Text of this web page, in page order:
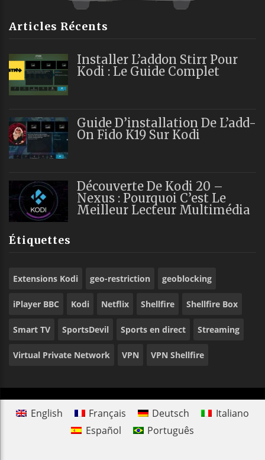
Articles Récents
Installer L’addon Stirr Pour
Kodi : Le Guide Complet
Guide D’installation De L’add-
On Fido K19 Sur Kodi
Découverte De Kodi 20 –
Nexus : Pourquoi C’est Le
Meilleur Lecteur Multimédia
Étiquettes
Extensions Kodi geo-restriction geoblocking
iPlayer BBC Kodi Netflix Shellfire Shellfire Box
Smart TV SportsDevil Sports en direct Streaming
Virtual Private Network VPN VPN Shellfire
English Français Deutsch
Italiano
Español
Português